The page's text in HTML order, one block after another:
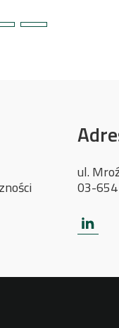
ul.
03-